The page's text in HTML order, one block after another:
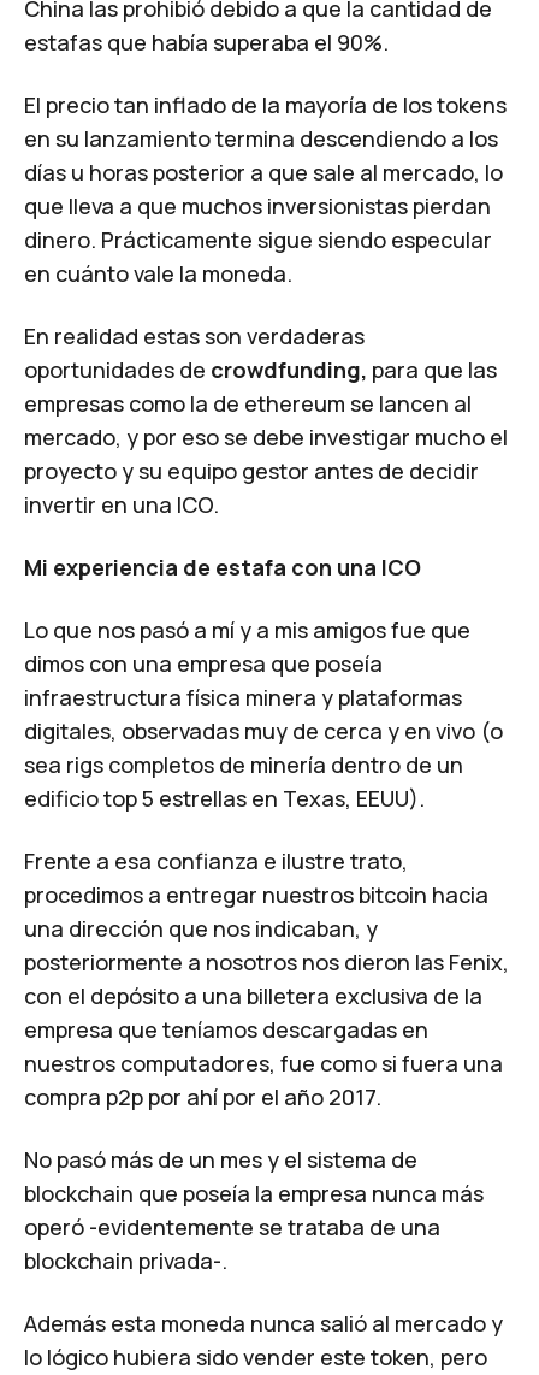
China las prohibió debido a que la cantidad de
estafas que había superaba el 90%.
El precio tan inflado de la mayoría de los tokens
en su lanzamiento termina descendiendo a los
días u horas posterior a que sale al mercado, lo
que lleva a que muchos inversionistas pierdan
dinero. Prácticamente sigue siendo especular
en cuánto vale la moneda.
En realidad estas son verdaderas
oportunidades de crowdfunding, para que las
empresas como la de ethereum se lancen al
mercado, y por eso se debe investigar mucho el
proyecto y su equipo gestor antes de decidir
invertir en una ICO.
Mi experiencia de estafa con una ICO
Lo que nos pasó a mí y a mis amigos fue que
dimos con una empresa que poseía
infraestructura física minera y plataformas
digitales, observadas muy de cerca y en vivo (o
sea rigs completos de minería dentro de un
edificio top 5 estrellas en Texas, EEUU).
Frente a esa confianza e ilustre trato,
procedimos a entregar nuestros bitcoin hacia
una dirección que nos indicaban, y
posteriormente a nosotros nos dieron las Fenix,
con el depósito a una billetera exclusiva de la
empresa que teníamos descargadas en
nuestros computadores, fue como si fuera una
compra p2p por ahí por el año 2017.
No pasó más de un mes y el sistema de
blockchain que poseía la empresa nunca más
operó -evidentemente se trataba de una
blockchain privada-.
Además esta moneda nunca salió al mercado y
lo lógico hubiera sido vender este token, pero